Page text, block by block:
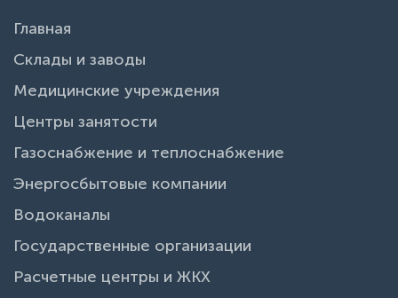
Главная
Склады и заводы
Медицинские учреждения
Центры занятости
Газоснабжение и теплоснабжение
Энергосбытовые компании
Водоканалы
Государственные организации
Расчетные центры и ЖКХ